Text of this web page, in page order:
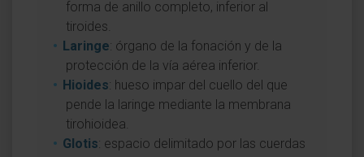
forma de anillo completo, inferior al
tiroides.
Laringe: órgano de la fonación y de la
protección de la vía aérea inferior.
Hioides: hueso impar del cuello del que
pende la laringe mediante la membrana
tirohioidea.
Glotis: espacio delimitado por las cuerdas